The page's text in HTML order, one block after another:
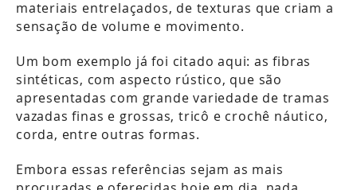
materiais entrelaçados, de texturas que criam a
sensação de volume e movimento.
Um bom exemplo já foi citado aqui: as fibras
sintéticas, com aspecto rústico, que são
apresentadas com grande variedade de tramas
vazadas finas e grossas, tricô e crochê náutico,
corda, entre outras formas.
Embora essas referências sejam as mais